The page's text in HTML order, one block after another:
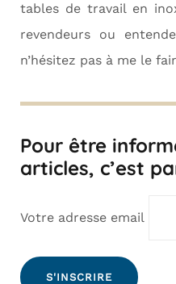
tables de travail en
revendeurs ou
n’hésitez pas à me le
Pour être
articles, c’est
Votre adresse email